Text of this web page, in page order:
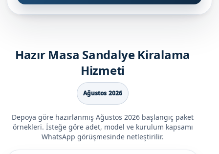
Hazır Masa Sandalye Kiralama
Hizmeti
Ağustos 2026
Depoya göre hazırlanmış Ağustos 2026 başlangıç paket
örnekleri. İsteğe göre adet, model ve kurulum kapsamı
WhatsApp görüşmesinde netleştirilir.